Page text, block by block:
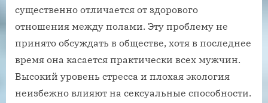
существенно отличается от здорового
отношения между полами. Эту проблему не
принято обсуждать в обществе, хотя в последнее
время она касается практически всех мужчин.
Высокий уровень стресса и плохая экология
неизбежно влияют на сексуальные способности.